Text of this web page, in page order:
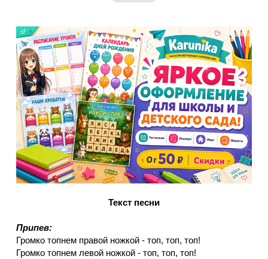
Текст песни
Припев:
Громко топнем правой ножкой - топ, топ, топ!
Громко топнем левой ножкой - топ, топ, топ!